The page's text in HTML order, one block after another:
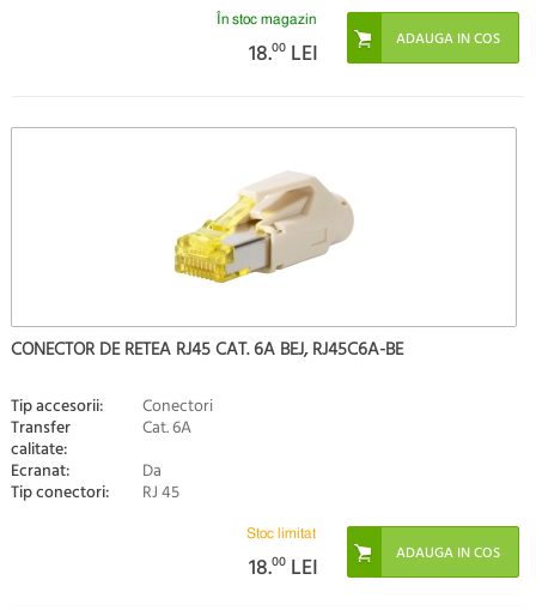
În stoc magazin
18.00 LEI
CONECTOR DE RETEA RJ45 CAT. 6A BEJ, RJ45C6A-BE
Tip accesorii: Conectori
Transfer
calitate:
Cat. 6A
Ecranat:
Da
Tip conectori: RJ 45
Stoc limitat
18.00 LEI